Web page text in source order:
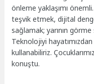
önleme yaklaşımı
teşvik etmek, dijital
sağlamak; yarının görme
Teknolojiyi
kullanabiliriz.
konuştu.